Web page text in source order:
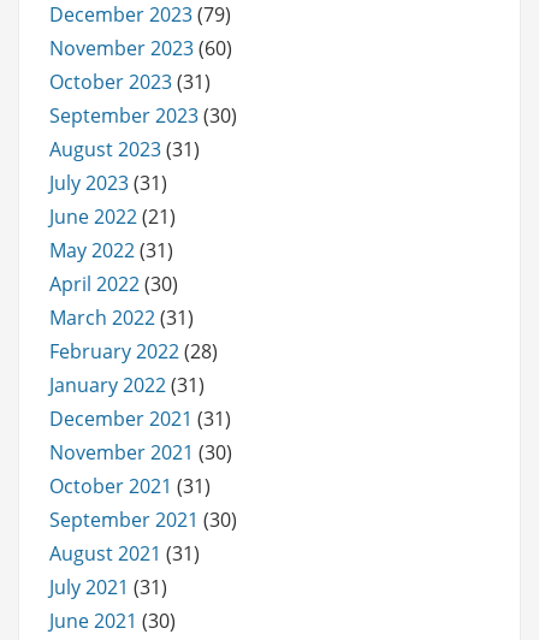
December 2023(79)
November 2023(60)
October 2023(31)
September 2023(30)
August 2023(31)
July 2023(31)
June 2022(21)
May 2022(31)
April 2022(30)
March 2022(31)
February 2022(28)
January 2022(31)
December 2021 (31)
November 2021 (30)
October 2021 (31)
September 2021 (30)
August 2021 (31)
July 2021 (31)
June 2021 (30)